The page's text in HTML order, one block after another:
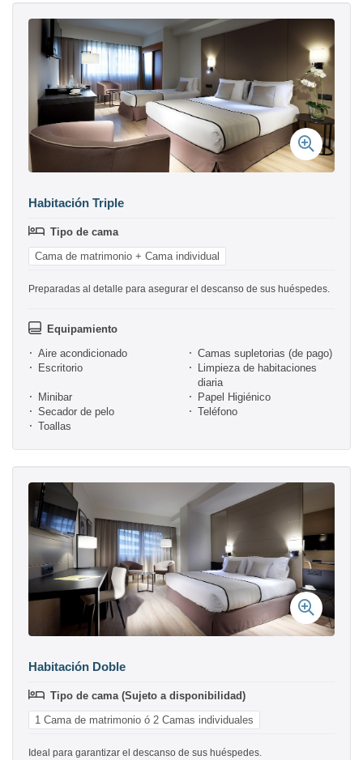
Habitación Triple
Tipo de cama
Cama de matrimonio + Cama individual
Preparadas al detalle para asegurar el descanso de sus huéspedes.
Equipamiento
Aire acondicionado
Camas supletorias (de pago)
Escritorio
Limpieza de habitaciones
diaria
Minibar
Papel Higiénico
Secador de pelo
Teléfono
Toallas
Habitación Doble
Tipo de cama (Sujeto a disponibilidad)
1 Cama de matrimonio ó 2 Camas individuales
Ideal para garantizar el descanso de sus huéspedes.